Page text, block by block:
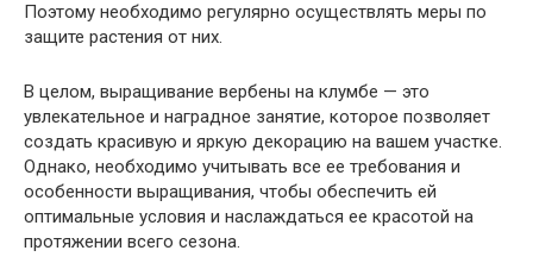
Поэтому необходимо регулярно осуществлять меры по
защите растения от них.
В целом, выращивание вербены на клумбе — это
увлекательное и наградное занятие, которое позволяет
создать красивую и яркую декорацию на вашем участке.
Однако, необходимо учитывать все ее требования и
особенности выращивания, чтобы обеспечить ей
оптимальные условия и наслаждаться ее красотой на
протяжении всего сезона.